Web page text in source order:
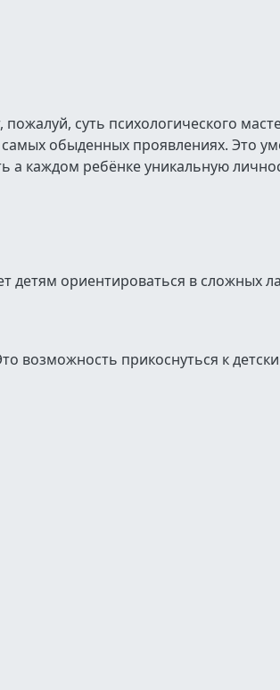
суть психологического
обыденных проявлениях. Это
а каждом ребёнке уникальную
детям ориентироваться в сложных
возможность прикоснуться к